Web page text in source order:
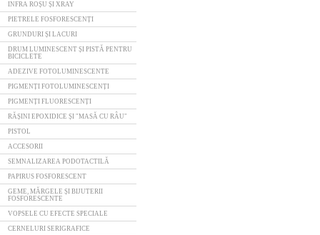
INFRA ROȘU ȘI XRAY
PIETRELE FOSFORESCENȚI
GRUNDURI ȘI LACURI
DRUM LUMINESCENT ȘI PISTĂ PENTRU
BICICLETE
ADEZIVE FOTOLUMINESCENTE
PIGMENȚI FOTOLUMINESCENȚI
PIGMENȚI FLUORESCENȚI
RĂȘINI EPOXIDICE ȘI "MASĂ CU RÂU"
PISTOL
ACCESORII
SEMNALIZAREA PODOTACTILĂ
PAPIRUS FOSFORESCENT
GEME, MĂRGELE ȘI BIJUTERII
FOSFORESCENTE
VOPSELE CU EFECTE SPECIALE
CERNELURI SERIGRAFICE